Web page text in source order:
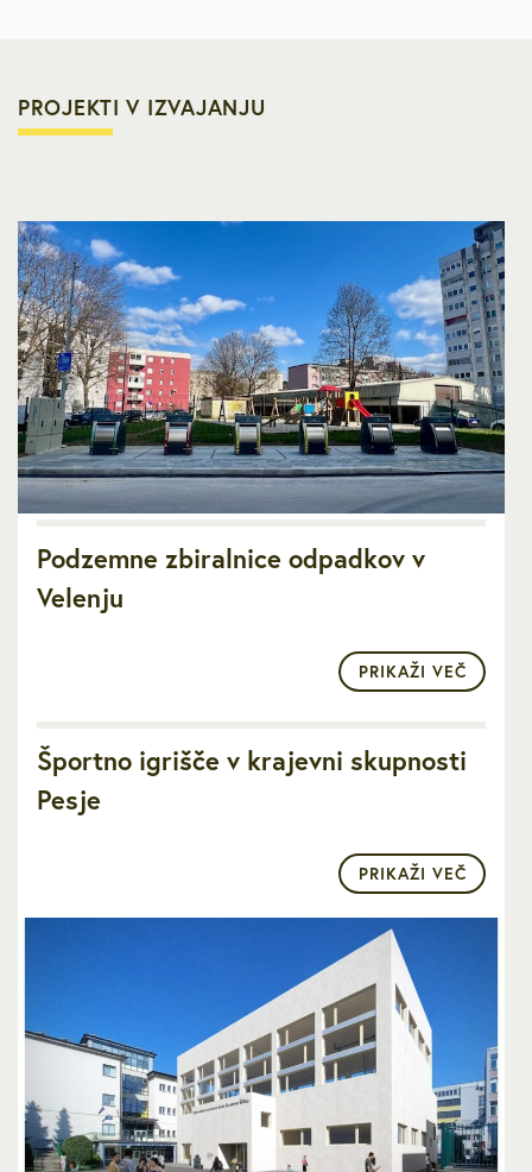
PROJEKTI V IZVAJANJU
Podzemne zbiralnice odpadkov v
Velenju
PRIKAŽI VEČ
Športno igrišče v krajevni skupnosti
Pesje
PRIKAŽI VEČ